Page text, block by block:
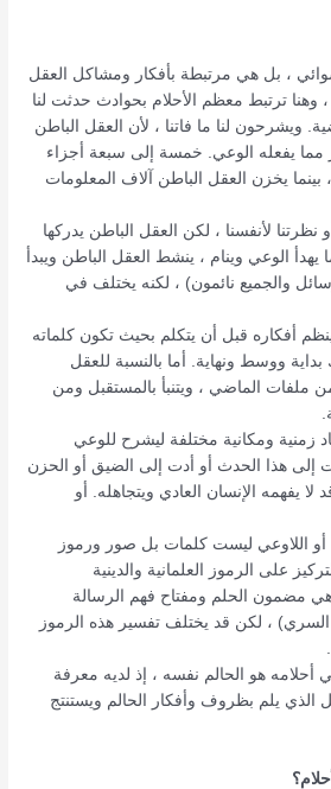
، بل هي مرتبطة بأفكار ومشاكل العقل
وهنا ترتبط معظم الأحلام بحوادث حدثت لنا
ويشرحون لنا ما فاتنا ، لأن العقل الباطن
مما يفعله الوعي. خمسة إلى سبعة أجزاء
يخزن العقل الباطن آلاف المعلومات
لأنفسنا ، لكن العقل الباطن يدركها
يهدأ الوعي وينام ، ينشط العقل الباطن ويبدأ
والجميع نائمون) ، لكنه يختلف في
أفكاره قبل أن يتكلم بحيث تكون كلماته
ووسط ونهاية. أما بالنسبة للعقل
من ملفات الماضي ، ويتنبأ بالمستقبل ومن
زمنية ومكانية مختلفة ليشرح للوعي
إلى هذا الحدث أو أدت إلى الضيق أو الحزن
لا يفهمه الإنسان العادي ويتجاهله. أو
أو اللاوعي ليست كلمات بل صور ورموز
على الرموز العلمانية والدينية
مضمون الحلم ومفتاح فهم الرسالة
السري) ، لكن قد يختلف تفسير هذه الرموز
هو الحالم نفسه ، إذ لديه معرفة
الذي يلم بظروف وأفكار الحالم ويستنتج